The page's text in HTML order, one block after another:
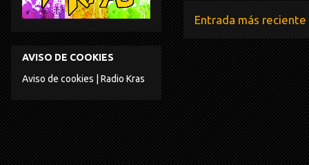
Entrada más reciente
AVISO DE COOKIES
Aviso de cookies | Radio Kras